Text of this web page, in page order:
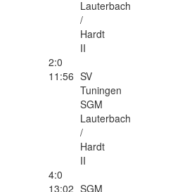
Lauterbach
/
Hardt
II
2:0
11:56 SV
Tuningen
SGM
Lauterbach
/
Hardt
II
4:0
13:02 SGM